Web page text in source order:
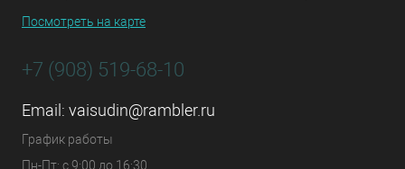
Посмотреть на карте
+7 (908) 519-68-10
Email: vaisudin@rambler.ru
График работы
Пн-Пт: с 9:00 до 16:30